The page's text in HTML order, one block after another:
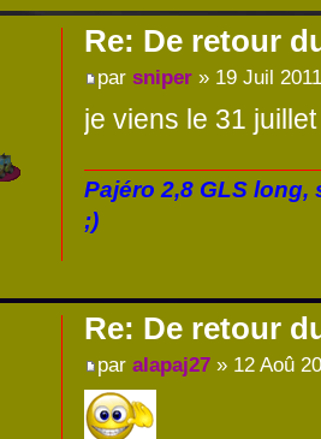
Re: De retour
par sniper» 19 Juil
je viens le 31
Pajéro 2,8 GLS long,
;)
Re: De retour
par alapaj27» 12 Aoû